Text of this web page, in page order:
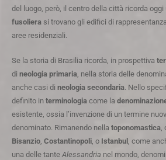
del luogo, però, il centro della città ricorda oggi
fusoliera si trovano gli edifici di
aree residenziali.
Se la storia di Brasilia ricorda, in prospettiva
di neologia primaria, nella storia delle
anche casi di neologia secondaria. Nello
definito in terminologia come la
esistente, ossia l’invenzione di un termine
denominato. Rimanendo nella toponomastica,
Bisanzio, Costantinopoli, o Istanbul , come
una delle tante Alessandria nel mondo,